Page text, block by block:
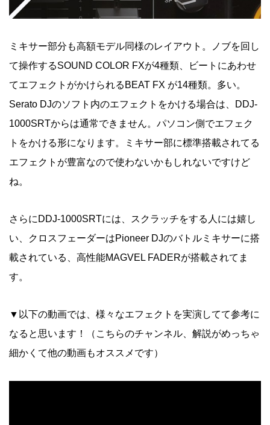
ミキサー部分も高額モデル同様のレイアウト。ノブを回し
て操作するSOUND COLOR FXが4種類、ビートにあわせ
てエフェクトがかけられるBEAT FX が14種類。多い。
Serato DJのソフト内のエフェクトをかける場合は、DDJ-
1000SRTからは通常できません。パソコン側でエフェク
トをかける形になります。ミキサー部に標準搭載されてる
エフェクトが豊富なので使わないかもしれないですけど
ね。
さらにDDJ-1000SRTには、スクラッチをする人には嬉し
い、クロスフェーダーはPioneer DJのバトルミキサーに搭
載されている、高性能MAGVEL FADERが搭載されてま
す。
▼以下の動画では、様々なエフェクトを実演してて参考に
なると思います！（こちらのチャンネル、解説がめっちゃ
細かくて他の動画もオススメです）